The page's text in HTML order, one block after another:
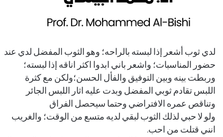
لدي ثوب أشعر إذا لبسته بالراحه؛ وهو الثوب المفضل لدي عند
حضور المناسبات؛ واشعر باني ابدوا اكثر اناقه إذا لبسته؛
وربطت بينه وبين التوفيق والفأل الحسن؛ولكن مع كثرة
اللبس تقادم ثوبي المفضل وبدت عليه اثار اللبس الجائر
وتناقص عمره الافتراضي وحتما سيحصل الفراق
ولو لا حبي لذلك الثوب لبقي لديه متسع من الوقت؛ والغريب
انني قتلت من احب.